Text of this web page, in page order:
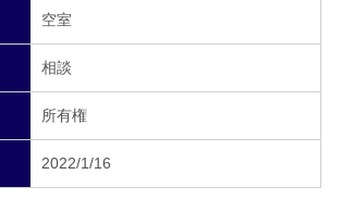
空室
相談
所有権
2022/1/16